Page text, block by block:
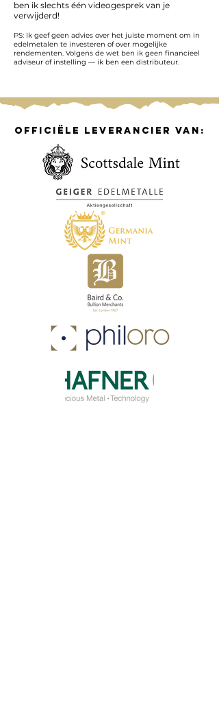
ben ik slechts één videogesprek van je
verwijderd!
PS: Ik geef geen advies over het juiste moment om in
edelmetalen te investeren of over mogelijke
rendementen. Volgens de wet ben ik geen financieel
adviseur of instelling — ik ben een distributeur.
officiële leverancier van: